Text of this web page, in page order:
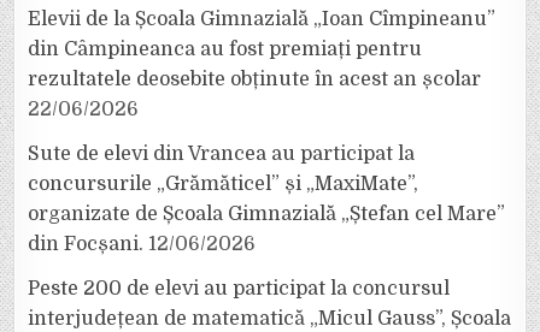
Elevii de la Școala Gimnazială „Ioan Cîmpineanu”
din Câmpineanca au fost premiați pentru
rezultatele deosebite obținute în acest an școlar
22/06/2026
Sute de elevi din Vrancea au participat la
concursurile „Grămăticel” și „MaxiMate”,
organizate de Școala Gimnazială „Ștefan cel Mare”
din Focșani. 12/06/2026
Peste 200 de elevi au participat la concursul
interjudețean de matematică „Micul Gauss”, Școala